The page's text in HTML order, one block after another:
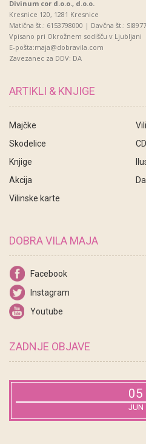
Divinum cor d.o.o., d.o.o.
Kresnice 120, 1281 Kresnice
Matična št.: 6153798000 | Davčna št.:
Vpisano pri Okrožnem sodišču v Ljubljani
E-pošta:maja@dobravila.com
Zavezanec za DDV: DA
ARTIKLI & KNJIGE
Majčke
Skodelice
Knjige
Akcija
Vilinske karte
DOBRA VILA MAJA
Facebook
Instagram
Youtube
ZADNJE OBJAVE
05
JUN